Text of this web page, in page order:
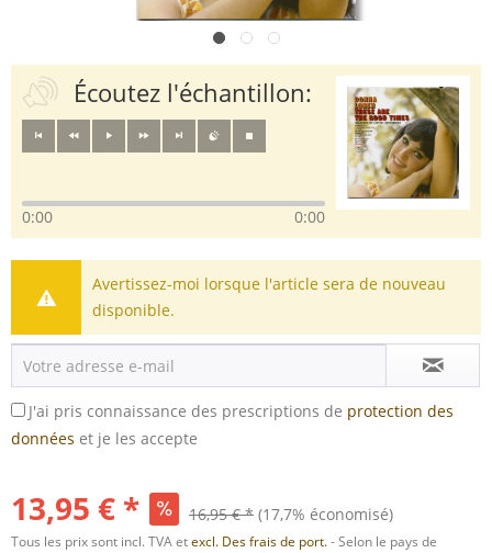
Écoutez l'échantillon:
0:00 0:00
Avertissez-moi lorsque l'article sera de nouveau
disponible.
J'ai pris connaissance des prescriptions de protection des
données et je les accepte
13,95 € * 16,95 € * (17,7% économisé)
Tous les prix sont incl. TVA etexcl. Des frais de port.- Selon le pays de